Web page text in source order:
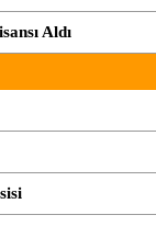
Aldı